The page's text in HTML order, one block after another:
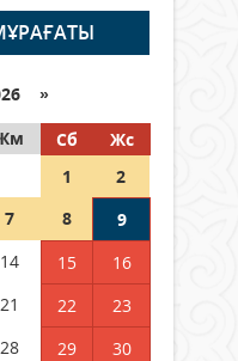
бере
»
Сб
Жс
1
2
7 8
9
14 15
16
21 22
23
28 29
30